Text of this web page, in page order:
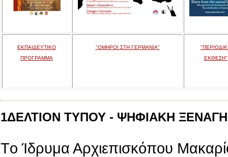
ΕΚΠΑΙΔΕΥΤΙΚΟ
ΠΡΟΓΡΑΜΜΑ
"ΟΜΗΡΟΙ ΣΤΗ ΓΕΡΜΑΝΙΑ"
ΕΚΘΕΣΗ"
1ΔΕΛΤΙΟΝ ΤΥΠΟΥ - ΨΗΦΙΑΚΗ
Tο Ίδρυμα Αρχιεπισκόπου